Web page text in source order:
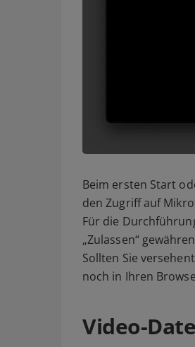
Beim ersten Start
den Zugriff auf
Für die
„Zulassen“
Sollten Sie
noch in Ihren
Video-